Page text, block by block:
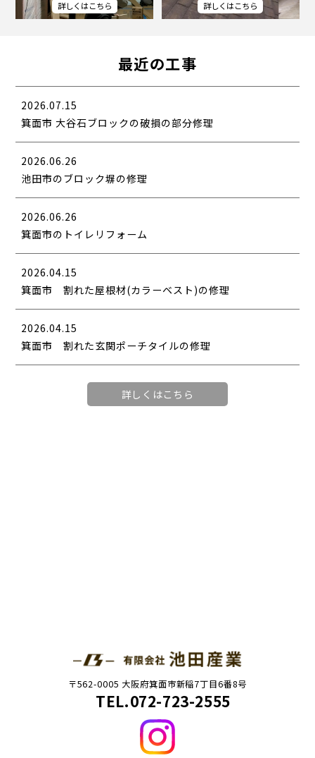
最近の工事
2026.07.15
箕面市 大谷石ブロックの破損の部分修理
2026.06.26
池田市のブロック塀の修理
2026.06.26
箕面市のトイレリフォーム
2026.04.15
箕面市 割れた屋根材(カラーベスト)の修理
2026.04.15
箕面市 割れた玄関ポーチタイルの修理
詳しくはこちら
〒562-0005 大阪府箕面市新稲7丁目6番8号
TEL.072-723-2555